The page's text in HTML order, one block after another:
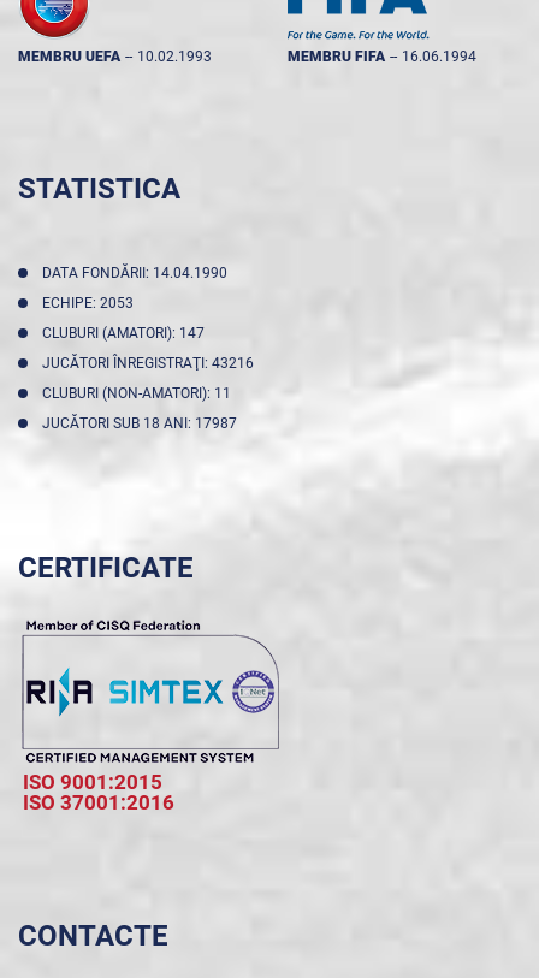
MEMBRU UEFA -- 10.02.1993 MEMBRU FIFA -- 16.06.1994
STATISTICA
DATA FONDĂRII: 14.04.1990
ECHIPE: 2053
CLUBURI (AMATORI): 147
JUCĂTORI ÎNREGISTRAŢI: 43216
CLUBURI (NON-AMATORI): 11
JUCĂTORI SUB 18 ANI: 17987
CERTIFICATE
ISO 9001:2015
ISO 37001:2016
CONTACTE